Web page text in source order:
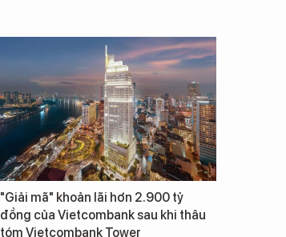
"Giải mã" khoản lãi hơn 2.900 tỷ
đồng của Vietcombank sau khi thâu
tóm Vietcombank Tower